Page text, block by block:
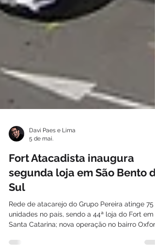
5 de mai.
Fort Atacadista inaugura
segunda loja em São Bento
Sul
Rede de atacarejo do Grupo Pereira atinge 75
Santa Catarina; nova operação no bairro